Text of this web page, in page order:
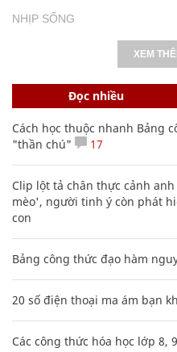
NHỊP SỐNG
XEM
Đọc nhiều
Cách học thuộc nhanh Bảng
"thần chú"
17
Clip lột tả chân thực cảnh
mèo', người tinh ý còn phát
con
Bảng công thức đạo hàm
20 số điện thoại ma ám bạn
Các công thức hóa học lớp 8,